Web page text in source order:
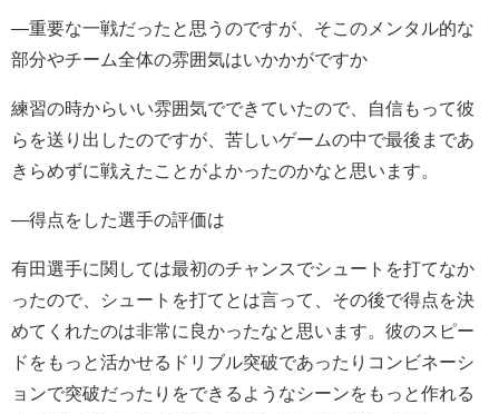
―重要な一戦だったと思うのですが、そこのメンタル的な
部分やチーム全体の雰囲気はいかかがですか
練習の時からいい雰囲気でできていたので、自信もって彼
らを送り出したのですが、苦しいゲームの中で最後まであ
きらめずに戦えたことがよかったのかなと思います。
―得点をした選手の評価は
有田選手に関しては最初のチャンスでシュートを打てなか
ったので、シュートを打てとは言って、その後で得点を決
めてくれたのは非常に良かったなと思います。彼のスピー
ドをもっと活かせるドリブル突破であったりコンビネーシ
ョンで突破だったりをできるようなシーンをもっと作れる